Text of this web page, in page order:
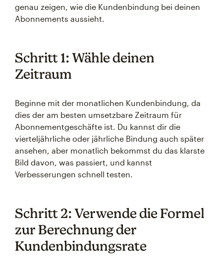
genau zeigen, wie die Kundenbindung bei deinen
Abonnements aussieht.
Schritt 1: Wähle deinen
Zeitraum
Beginne mit der monatlichen Kundenbindung, da
dies der am besten umsetzbare Zeitraum für
Abonnementgeschäfte ist. Du kannst dir die
vierteljährliche oder jährliche Bindung auch später
ansehen, aber monatlich bekommst du das klarste
Bild davon, was passiert, und kannst
Verbesserungen schnell testen.
Schritt 2: Verwende die Formel
zur Berechnung der
Kundenbindungsrate